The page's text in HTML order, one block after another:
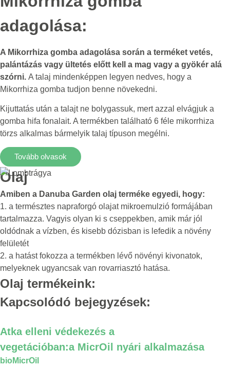
adagolása:
A Mikorrhiza gomba adagolása során a terméket vetés,
palántázás vagy ültetés előtt kell a mag vagy a gyökér alá
szórni. A talaj mindenképpen legyen nedves, hogy a
Mikorrhiza gomba tudjon benne növekedni.
Kijuttatás után a talajt ne bolygassuk, mert azzal elvágjuk a
gomba hifa fonalait. A termékben található 6 féle mikorrhiza
törzs alkalmas bármelyik talaj típuson megélni.
Tovább olvasok
Olaj
Amiben a Danuba Garden olaj terméke egyedi, hogy:
1. a természtes napraforgó olajat mikroemulzió formájában
tartalmazza. Vagyis olyan ki s cseppekben, amik már jól
oldódnak a vízben, és kisebb dózisban is lefedik a növény
felületét
2. a hatást fokozza a termékben lévő növényi kivonatok,
melyeknek ugyancsak van rovarriasztó hatása.
Olaj termékeink:
Kapcsolódó bejegyzések:
Atka elleni védekezés a
vegetációban:a MicrOil nyári alkalmazása
bio MicrOil